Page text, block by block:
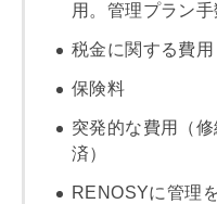
用。管理プラン手
税金に関する費用
保険料
突発的な費用（
済）
RENOSYに管理